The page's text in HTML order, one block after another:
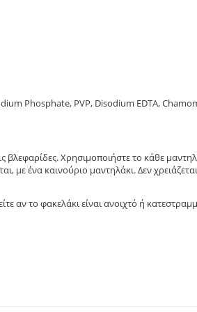
Phosphate, PVP, Disodium EDTA,
βλεφαρίδες. Χρησιµοποιήστε το κάθε
µε ένα καινούριο µαντηλάκι. Δεν
αν το φακελάκι είναι ανοιχτό ή